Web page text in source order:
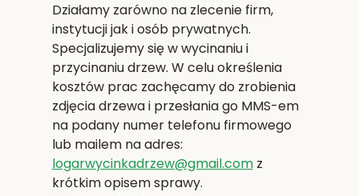
Działamy zarówno na zlecenie firm,
instytucji jak i osób prywatnych.
Specjalizujemy się w wycinaniu i
przycinaniu drzew. W celu określenia
kosztów prac zachęcamy do zrobienia
zdjęcia drzewa i przesłania go MMS-em
na podany numer telefonu firmowego
lub mailem na adres:
logarwycinkadrzew@gmail.comz
krótkim opisem sprawy.